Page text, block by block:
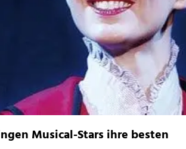
Musical-Stars ihre besten